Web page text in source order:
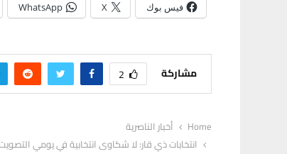
فيس بوك X
WhatsApp
مشاركة 2
Home
أخبار الناصرية
انتخابات ذي قار: لا شكاوى انتخابية في يومي